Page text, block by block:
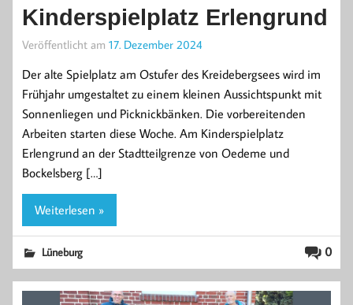
Kinderspielplatz Erlengrund
Veröffentlicht am 17. Dezember 2024
Der alte Spielplatz am Ostufer des Kreidebergsees wird im
Frühjahr umgestaltet zu einem kleinen Aussichtspunkt mit
Sonnenliegen und Picknickbänken. Die vorbereitenden
Arbeiten starten diese Woche. Am Kinderspielplatz
Erlengrund an der Stadtteilgrenze von Oedeme und
Bockelsberg […]
Weiterlesen »
0
Lüneburg